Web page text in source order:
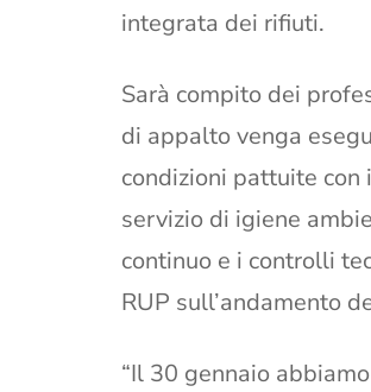
integrata dei rifiuti.
Sarà compito dei
di appalto venga
condizioni pattuite con
servizio di igiene
continuo e i controlli
RUP sull’andamento
“Il 30 gennaio